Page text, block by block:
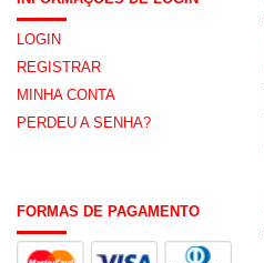
LOGIN
REGISTRAR
MINHA CONTA
PERDEU A SENHA?
FORMAS DE PAGAMENTO